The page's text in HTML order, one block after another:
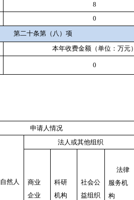
8
0
第二十条第（八）项
本年收费金额（单位：万元）
0
申请人情况
自然人
法人或其他组织
商业
企业
科研
机构
社会公
益组织
法律
服务机
构